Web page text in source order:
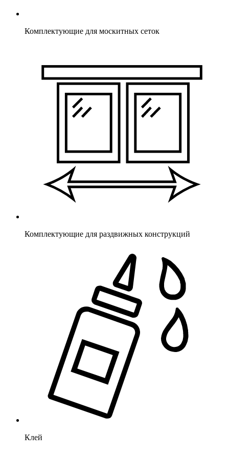
Комплектующие для москитных сеток
Комплектующие для раздвижных конструкций
Клей